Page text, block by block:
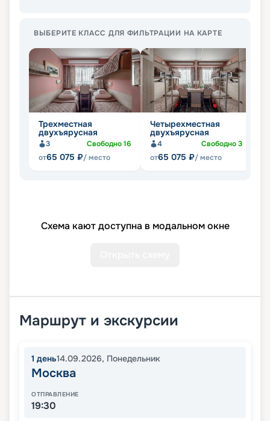
ВЫБЕРИТЕ КЛАСС ДЛЯ ФИЛЬТРАЦИИ НА КАРТЕ
Трехместная
двухъярусная
3 Свободно16
от65 075 ₽/ место
Четырехместная
двухъярусная
4 Свободно3
от65 075 ₽/ место
Схема кают доступна в модальном окне
Маршрут и экскурсии
1 день14.09.2026, Понедельник
Москва
ОТПРАВЛЕНИЕ
19:30